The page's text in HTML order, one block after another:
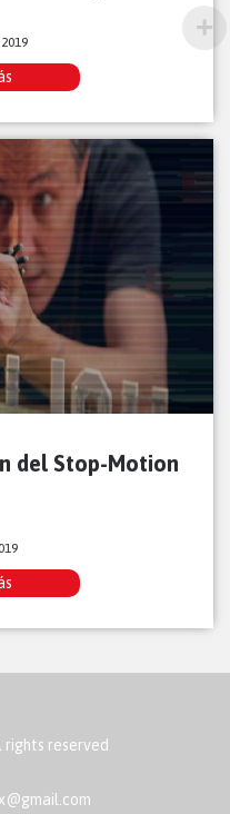
del Stop-Motion
rights reserved